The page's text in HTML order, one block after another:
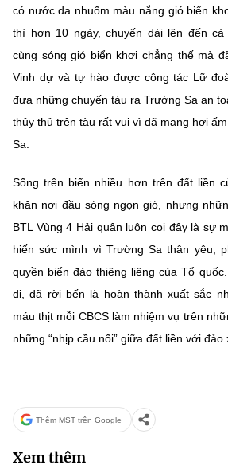
có nước da nhuốm màu nắng gió biển
thì hơn 10 ngày, chuyến dài lên đến cả
cùng sóng gió biển khơi chẳng thế mà
Vinh dự và tự hào được công tác Lữ
đưa những chuyến tàu ra Trường Sa an
thủy thủ trên tàu rất vui vì đã mang hơi
Sa.
Sống trên biển nhiều hơn trên đất liền
khăn nơi đầu sóng ngọn gió, nhưng
BTL Vùng 4 Hải quân luôn coi đây là sự
hiến sức mình vì Trường Sa thân yêu,
quyền biển đảo thiêng liêng của Tổ
đi, đã rời bến là hoàn thành xuất sắc
máu thịt mỗi CBCS làm nhiệm vụ trên
những “nhịp cầu nối” giữa đất liền với đảo
Thêm MST trên Google
Xem thêm